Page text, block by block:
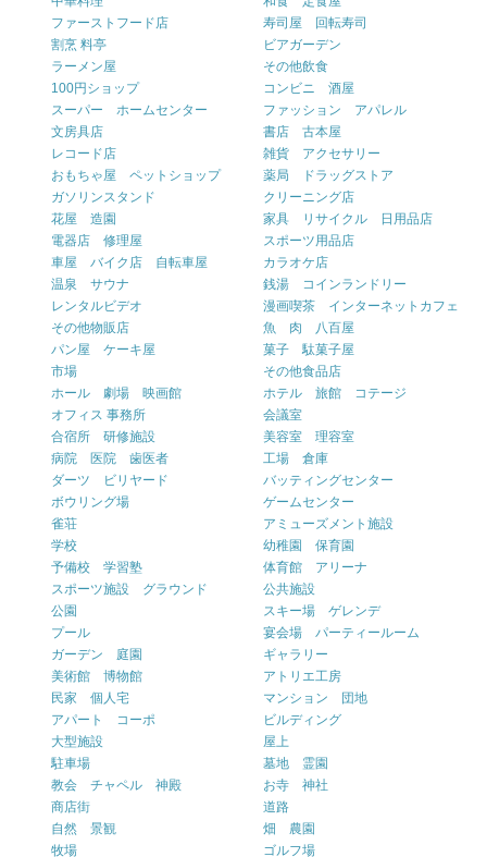
ファーストフード店
寿司屋 回転寿司
割烹 料亭
ビアガーデン
ラーメン屋
その他飲食
100円ショップ
コンビニ 酒屋
スーパー ホームセンター
ファッション アパレル
文房具店
書店 古本屋
レコード店
雑貨 アクセサリー
おもちゃ屋 ペットショップ
薬局 ドラッグストア
ガソリンスタンド
クリーニング店
花屋 造園
家具 リサイクル 日用品店
電器店 修理屋
スポーツ用品店
車屋 バイク店 自転車屋
カラオケ店
温泉 サウナ
銭湯 コインランドリー
レンタルビデオ
漫画喫茶 インターネットカフェ
その他物販店
魚 肉 八百屋
パン屋 ケーキ屋
菓子 駄菓子屋
市場
その他食品店
ホール 劇場 映画館
ホテル 旅館 コテージ
オフィス 事務所
会議室
合宿所 研修施設
美容室 理容室
病院 医院 歯医者
工場 倉庫
ダーツ ビリヤード
バッティングセンター
ボウリング場
ゲームセンター
雀荘
アミューズメント施設
学校
幼稚園 保育園
予備校 学習塾
体育館 アリーナ
スポーツ施設 グラウンド
公共施設
公園
スキー場 ゲレンデ
プール
宴会場 パーティールーム
ガーデン 庭園
ギャラリー
美術館 博物館
アトリエ工房
民家 個人宅
マンション 団地
アパート コーポ
ビルディング
大型施設
屋上
駐車場
墓地 霊園
教会 チャペル 神殿
お寺 神社
商店街
道路
自然 景観
畑 農園
牧場
ゴルフ場